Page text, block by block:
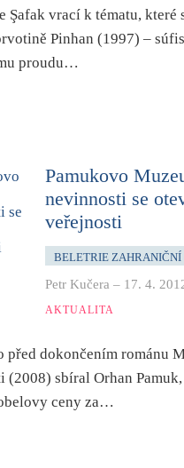
Şafak vrací k tématu, které
Pinhan (1997) –
proudu…
Pamukovo
nevinnosti se
veřejnosti
BELETRIE ZAHRANIČNÍ
Petr Kučera – 17. 4.
AKTUALITA
před dokončením románu
(2008) sbíral Orhan
ceny za…